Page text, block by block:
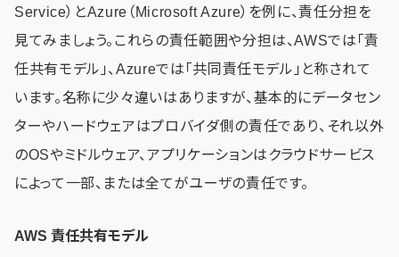
Service）とAzure（Microsoft Azure）を例に、責任分担を
見てみましょう。これらの責任範囲や分担は、AWSでは「責
任共有モデル」、Azureでは「共同責任モデル」と称されて
います。名称に少々違いはありますが、基本的にデータセン
ターやハードウェアはプロバイダ側の責任であり、それ以外
のOSやミドルウェア、アプリケーションはクラウドサービス
によって一部、または全てがユーザの責任です。
AWS 責任共有モデル